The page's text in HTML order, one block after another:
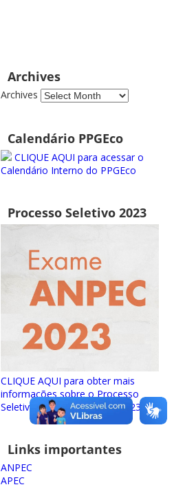
Archives
Archives
Calendário PPGEco
CLIQUE AQUI para acessar o
Calendário Interno do PPGEco
Processo Seletivo 2023
CLIQUE AQUI para obter mais
informações sobre o Processo
Seletivo para ingresso em 2023
Links importantes
ANPEC
APEC